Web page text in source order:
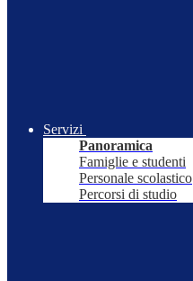
Servizi
Panoramica
Famiglie e studenti
Personale scolastico
Percorsi di studio